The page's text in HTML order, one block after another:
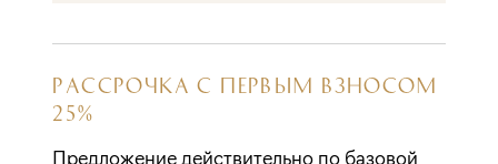
РАССРОЧКА С ПЕРВЫМ ВЗНОСОМ
25%
Предложение действительно по базовой